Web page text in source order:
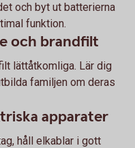
och byt ut batterierna
funktion.
och brandfilt
lättåtkomliga. Lär dig
familjen om deras
apparater
håll elkablar i gott